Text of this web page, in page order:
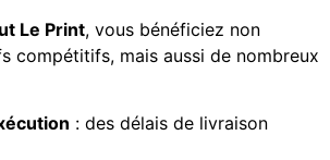
Le Print, vous bénéficiez non
compétitifs, mais aussi de nombreux
: des délais de livraison